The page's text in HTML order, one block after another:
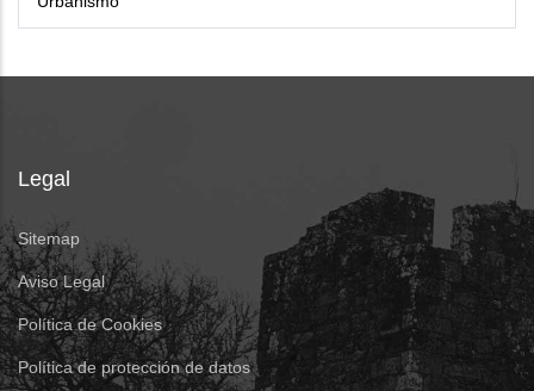
Legal
Sitemap
Aviso Legal
Política de Cookies
Política de protección de datos